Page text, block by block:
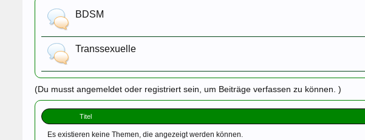
BDSM
Transsexuelle
(Du musst angemeldet oder registriert sein, um Beiträge verfassen zu können. )
Titel
Es existieren keine Themen, die angezeigt werden können.